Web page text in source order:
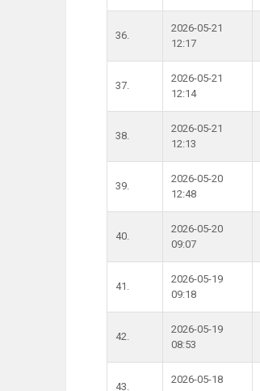
36.
2026-05-21
12:17
37.
2026-05-21
12:14
38.
2026-05-21
12:13
39.
2026-05-20
12:48
40.
2026-05-20
09:07
41.
2026-05-19
09:18
42.
2026-05-19
08:53
43.
2026-05-18